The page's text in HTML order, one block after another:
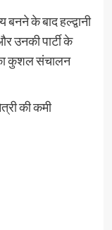
के बाद हल्द्वानी
उनकी पार्टी के
का कुशल संचालन
की कमी